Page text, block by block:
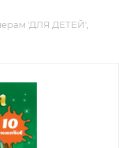
'ДЛЯ ДЕТЕЙ',